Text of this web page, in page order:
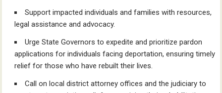
Support impacted individuals and families with resources,
legal assistance and advocacy.
Urge State Governors to expedite and prioritize pardon
applications for individuals facing deportation, ensuring timely
relief for those who have rebuilt their lives.
Call on local district attorney offices and the judiciary to